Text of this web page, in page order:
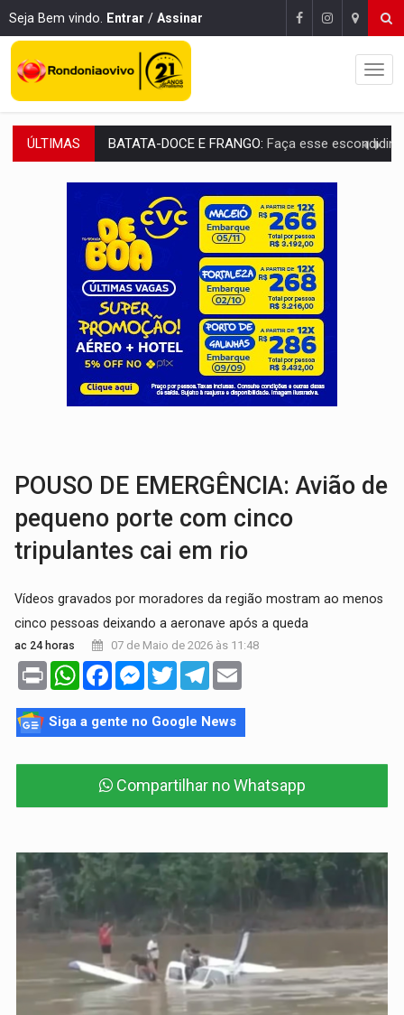
Seja Bem vindo. Entrar / Assinar
ÚLTIMAS BARREIRA NATURAL:Desmate da Amazônia corta chuvas no Sul e ameaça
:Anvisa libera venda de medicamentos pela Shopee, mas
MAIS RIGOR:Nova lei endurece punição por abuso sexual contra
POLUIÇÃO E RISCOS:Retirada de fiação irregular avança no país e em PVH
VÍDEO:Armado com machado, homem ameaça matar sobrinha grávida e
TRIBUNAL DO CRIME:Homem é espancado por facção criminosa
VÍDEO:Perseguição é registrada no shopping após colombiana furtar
LUDOPATIA:Apostas online começam a afetar produtividade e rotina
BATATA-DOCE E FRANGO:
POUSO DE EMERGÊNCIA: Avião de
pequeno porte com cinco
tripulantes cai em rio
Vídeos gravados por moradores da região mostram ao menos
cinco pessoas deixando a aeronave após a queda
ac 24 horas 07 de Maio de 2026 às 11:48
Print WhatsAppFacebookMessenger
TwitterTelegram
Siga a gente no Google News
Compartilhar no Whatsapp